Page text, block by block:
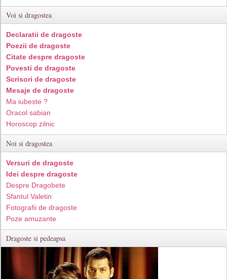
Voi si dragostea
Declaratii de dragoste
Poezii de dragoste
Citate despre dragoste
Povesti de dragoste
Scrisori de dragoste
Mesaje de dragoste
Ma iubeste ?
Oracol sabian
Horoscop zilnic
Noi si dragostea
Versuri de dragoste
Idei despre dragoste
Despre Dragobete
Sfantul Valetin
Fotografii de dragoste
Poze amuzante
Dragoste si pedeapsa